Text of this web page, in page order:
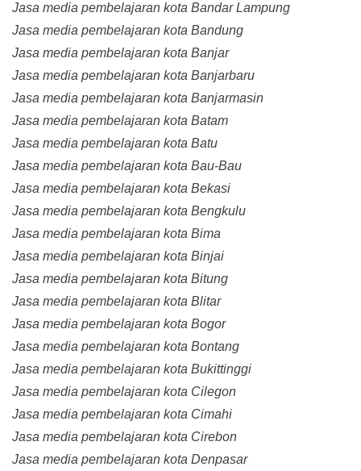
Jasa media pembelajaran kota Bandar Lampung
Jasa media pembelajaran kota Bandung
Jasa media pembelajaran kota Banjar
Jasa media pembelajaran kota Banjarbaru
Jasa media pembelajaran kota Banjarmasin
Jasa media pembelajaran kota Batam
Jasa media pembelajaran kota Batu
Jasa media pembelajaran kota Bau-Bau
Jasa media pembelajaran kota Bekasi
Jasa media pembelajaran kota Bengkulu
Jasa media pembelajaran kota Bima
Jasa media pembelajaran kota Binjai
Jasa media pembelajaran kota Bitung
Jasa media pembelajaran kota Blitar
Jasa media pembelajaran kota Bogor
Jasa media pembelajaran kota Bontang
Jasa media pembelajaran kota Bukittinggi
Jasa media pembelajaran kota Cilegon
Jasa media pembelajaran kota Cimahi
Jasa media pembelajaran kota Cirebon
Jasa media pembelajaran kota Denpasar